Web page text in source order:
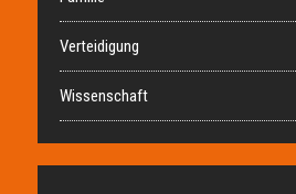
Verteidigung
Wissenschaft